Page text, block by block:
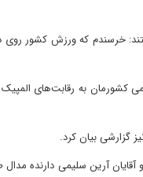
خرسندم که ورزش کشور
کشورمان به رقابت‌های
گزارشی بیان کرد.
آقایان آرین سلیمی دارنده